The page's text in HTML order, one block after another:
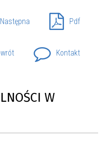
Następna Pdf
Kontakt
W